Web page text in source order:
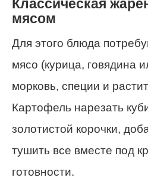
Классическая
мясом
Для этого блюда
мясо (курица, говядина
морковь, специи и
Картофель нарезать
золотистой корочки,
тушить все вместе под
готовности.